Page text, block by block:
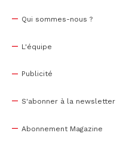
Qui sommes-nous ?
L'équipe
Publicité
S'abonner à la newsletter
Abonnement Magazine